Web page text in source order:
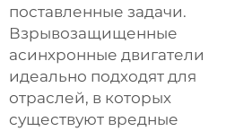
поставленные задачи.
Взрывозащищенные
асинхронные двигатели
идеально подходят для
отраслей, в которых
существуют вредные